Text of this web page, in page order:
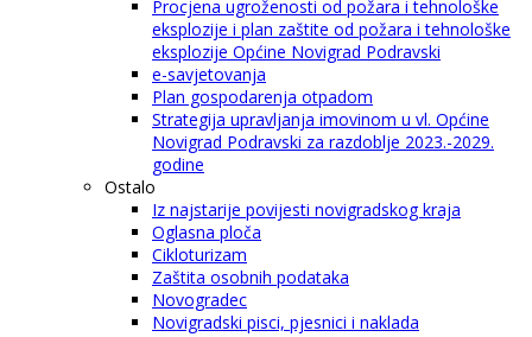
Procjena ugroženosti od požara i tehnološke
eksplozije i plan zaštite od požara i tehnološke
eksplozije Općine Novigrad Podravski
e-savjetovanja
Plan gospodarenja otpadom
Strategija upravljanja imovinom u vl. Općine
Novigrad Podravski za razdoblje 2023.-2029.
godine
Ostalo
Iz najstarije povijesti novigradskog kraja
Oglasna ploča
Cikloturizam
Zaštita osobnih podataka
Novogradec
Novigradski pisci, pjesnici i naklada